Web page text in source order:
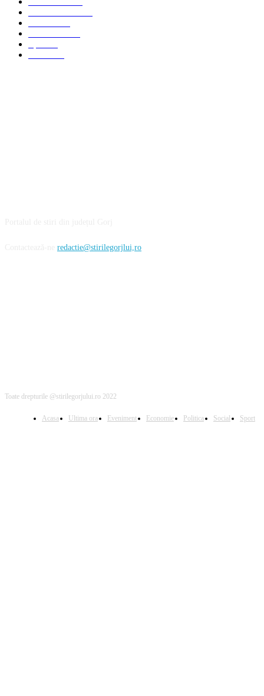
redactie@stirilegorjlui,ro
Toate drepturile @stirilegorjului.ro 2022
Acasa Ultima ora Eveniment Economie Politica Social Sport